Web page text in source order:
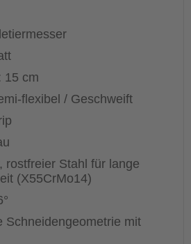
15 cm
flexibel / Geschweift
rostfreier Stahl für lange
(X55CrMo14)
Schneidengeometrie mit